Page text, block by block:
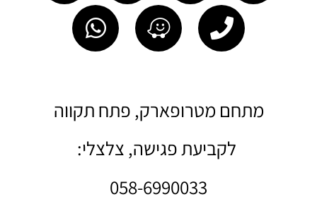
מתחם מטרופארק, פתח תקווה
לקביעת פגישה, צלצלי:
058-6990033